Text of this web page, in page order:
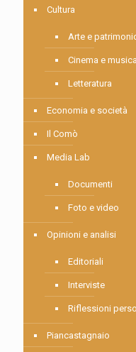
Cultura
Arte e
Cinema e musica
Letteratura
Economia e società
Il Comò
Media Lab
Documenti
Foto e video
Opinioni e analisi
Editoriali
Interviste
Riflessioni
Piancastagnaio